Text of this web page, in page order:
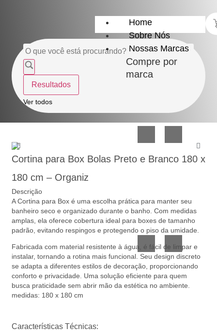
Home
Sobre Nós
Nossas Marcas
Compre por
marca
Lar
Organização
Utilidades
de
Vidro
Confeitaria
e
Presente
Resultados
Ver todos
Cortina para Box Bolas Preto e Branco 180 x
180 cm – Organiz
Descrição
A Cortina para Box é uma escolha prática para manter seu
banheiro seco e organizado durante o banho. Com medidas
amplas, ela oferece cobertura ideal para boxes de tamanho
padrão, evitando respingos e protegendo o piso da umidade.
Fabricada com material resistente à água, é fácil de limpar e
instalar, tornando a rotina mais funcional. Seu design discreto
se adapta a diferentes estilos de decoração, proporcionando
conforto e privacidade. Uma solução eficiente para quem
busca praticidade sem abrir mão da estética no ambiente.
medidas: 180 x 180 cm
Características Técnicas: